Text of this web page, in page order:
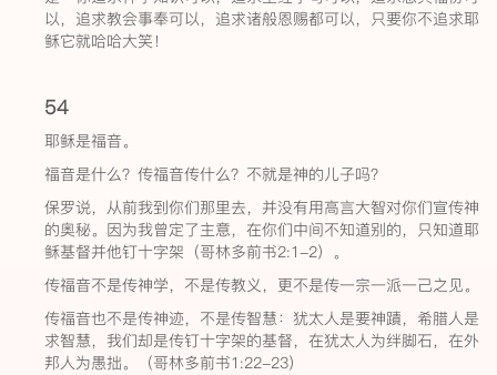
以，追求教会事奉可以，追求诸般恩赐都可以，只要你不追求耶
稣它就哈哈大笑！
54
耶稣是福音。
福音是什么？传福音传什么？不就是神的儿子吗？
保罗说，从前我到你们那里去，并没有用高言大智对你们宣传神
的奥秘。因为我曾定了主意，在你们中间不知道别的，只知道耶
稣基督并他钉十字架（哥林多前书2:1-2）。
传福音不是传神学，不是传教义，更不是传一宗一派一己之见。
传福音也不是传神迹，不是传智慧：犹太人是要神蹟，希腊人是
求智慧，我们却是传钉十字架的基督，在犹太人为绊脚石，在外
邦人为愚拙。（哥林多前书1:22-23）